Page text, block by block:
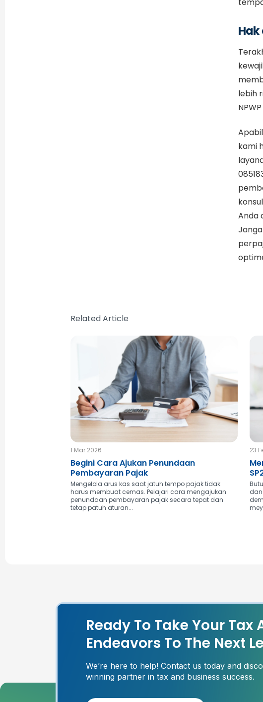
lebih
kami
Anda
Related Article
1 Mar 2026
Begini Cara Ajukan Penundaan
Pembayaran Pajak
Mengelola arus kas saat jatuh tempo pajak tidak
harus membuat cemas. Pelajari cara mengajukan
penundaan pembayaran pajak secara tepat dan
tetap patuh aturan...
23
Ready To Take Your Tax
Endeavors To The Next
We’re here to help! Contact us today and
winning partner in tax and business success.